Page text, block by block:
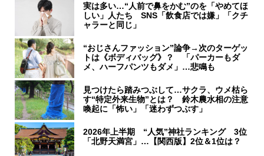
実は多い…“人前で鼻をかむ”のを「やめてほ
しい」人たち SNS「飲食店では嫌」「クチ
ャラーと同じ」
“おじさんファッション”論争→次のターゲッ
トは《ボディバッグ》？ 「パーカーもダ
メ、ハーフパンツもダメ」…悲鳴も
見つけたら踏みつぶして…サクラ、ウメ枯ら
す“特定外来生物”とは？ 鈴木農水相の注意
喚起に「怖い」「迷わずつぶす」
2026年上半期 “人気”神社ランキング 3位
「北野天満宮」…【関西版】2位＆1位は？